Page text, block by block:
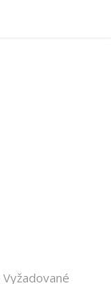
Vyžadované